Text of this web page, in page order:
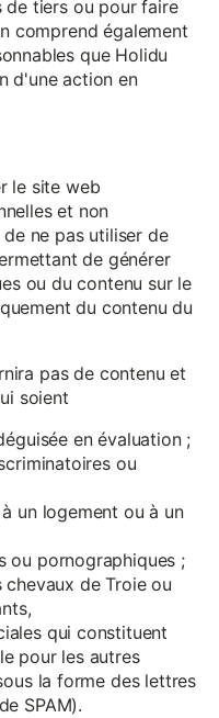
tiers ou pour faire
comprend également
que Holidu
d'une action en
le site web
et non
ne pas utiliser de
de générer
ou du contenu sur le
du contenu du
pas de contenu et
soient
en évaluation ;
ou
un logement ou à un
ou pornographiques ;
de Troie ou
qui constituent
pour les autres
la forme des lettres
SPAM).